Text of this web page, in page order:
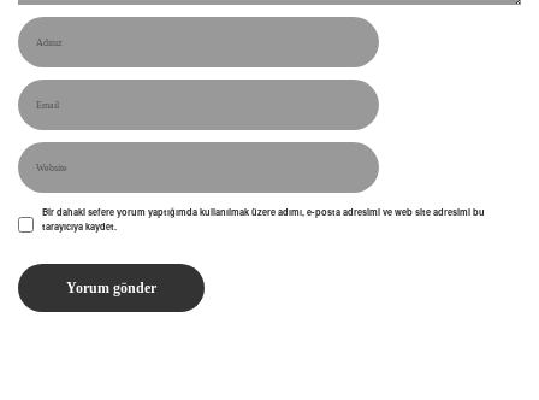
Bir dahaki sefere yorum yaptığımda kullanılmak üzere adımı, e-posta adresimi ve web site adresimi bu
tarayıcıya kaydet.